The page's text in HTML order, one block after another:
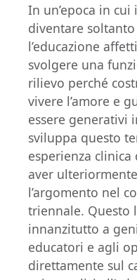
In un’epoca in
diventare
l’educazione
svolgere una
rilievo perché
vivere l’amore e
essere generativi
sviluppa questo
esperienza
aver
l’argomento nel
triennale. Questo
innanzitutto a
educatori e agli
direttamente sul